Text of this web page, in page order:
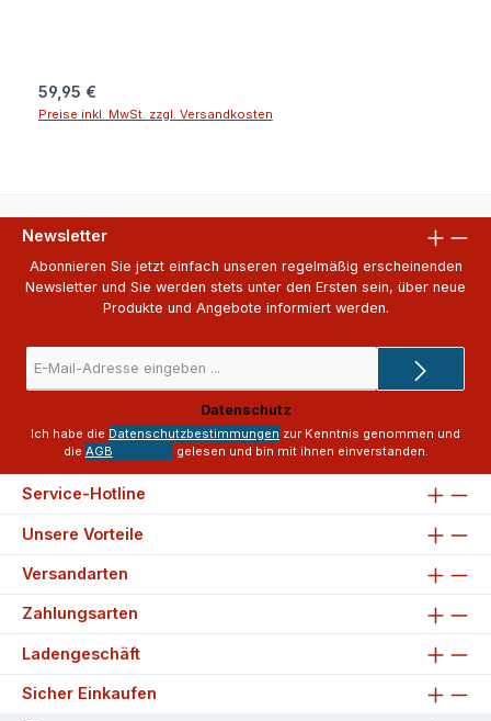
Regulärer Preis:
59,95 €
Preise inkl. MwSt. zzgl. Versandkosten
Newsletter
Abonnieren Sie jetzt einfach unseren regelmäßig erscheinenden
Newsletter und Sie werden stets unter den Ersten sein, über neue
Produkte und Angebote informiert werden.
Mail-
Adresse
*
Datenschutz
Ich habe die Datenschutzbestimmungen zur Kenntnis genommen und
die AGB gelesen und bin mit ihnen einverstanden.
Service-Hotline
Unsere Vorteile
Versandarten
Zahlungsarten
Ladengeschäft
Sicher Einkaufen